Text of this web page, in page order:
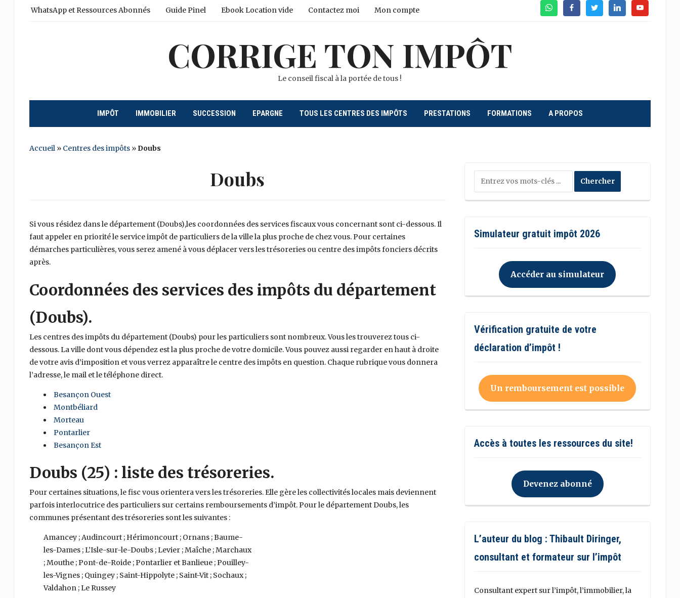
WhatsAppFacebookTwitterLinkedinYoutube
WhatsApp et Ressources Abonnés Guide Pinel Ebook Location vide Contactez moi Mon compte
CORRIGE TON IMPÔT
Le conseil fiscal à la portée de tous !
IMPÔT IMMOBILIER SUCCESSION EPARGNE TOUS LES CENTRES DES IMPÔTS PRESTATIONS FORMATIONS A PROPOS
Accueil» Centres des impôts» Doubs
Doubs
Si vous résidez dans le département (Doubs),les coordonnées des services fiscaux vous concernant sont ci-dessous. Il
faut appeler en priorité le service impôt de particuliers de la ville la plus proche de chez vous. Pour certaines
démarches particulières, vous serez amené à vous déplacer vers les trésoreries ou centre des impôts fonciers décrits
après.
Coordonnées des services des impôts du département
(Doubs).
Les centres des impôts du département (Doubs) pour les particuliers sont nombreux. Vous les trouverez tous ci-
dessous. La ville dont vous dépendez est la plus proche de votre domicile. Vous pouvez aussi regarder en haut à droite
de votre avis d’imposition et vous verrez apparaître le centre des impôts en question. Chaque rubrique vous donnera
l’adresse, le mail et le téléphone direct.
Besançon Ouest
Montbéliard
Morteau
Pontarlier
Besançon Est
Doubs (25) : liste des trésoreries.
Pour certaines situations, le fisc vous orientera vers les trésoreries. Elle gère les collectivités locales mais deviennent
parfois interlocutrice des particuliers sur certains remboursements d’impôt. Pour le département Doubs, les
communes présentant des trésoreries sont les suivantes :
Amancey ; Audincourt ; Hérimoncourt ; Ornans ; Baume-
les-Dames ; L’Isle-sur-le-Doubs ; Levier ; Maîche ; Marchaux
; Mouthe ; Pont-de-Roide ; Pontarlier et Banlieue ; Pouilley-
les-Vignes ; Quingey ; Saint-Hippolyte ; Saint-Vit ; Sochaux ;
Valdahon ; Le Russey
Simulateur gratuit impôt 2026
Accéder au simulateur
Vérification gratuite de votre
déclaration d’impôt !
Un remboursement est possible
Accès à toutes les ressources du site!
Devenez abonné
L’auteur du blog : Thibault Diringer,
consultant et formateur sur l’impôt
Consultant expert sur l’impôt, l’immobilier, la